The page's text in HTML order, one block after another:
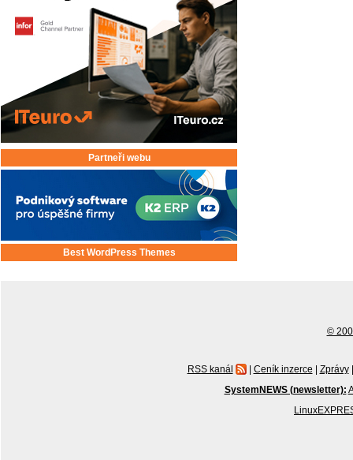
Partneři webu
Best WordPress Themes
©
RSS kanál | Ceník inzerce | Zprávy |
SystemNEWS (newsletter):